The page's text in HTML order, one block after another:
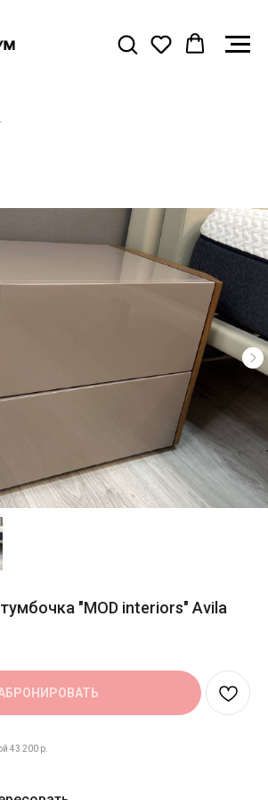
"MOD interiors" Avila
43 200 р.